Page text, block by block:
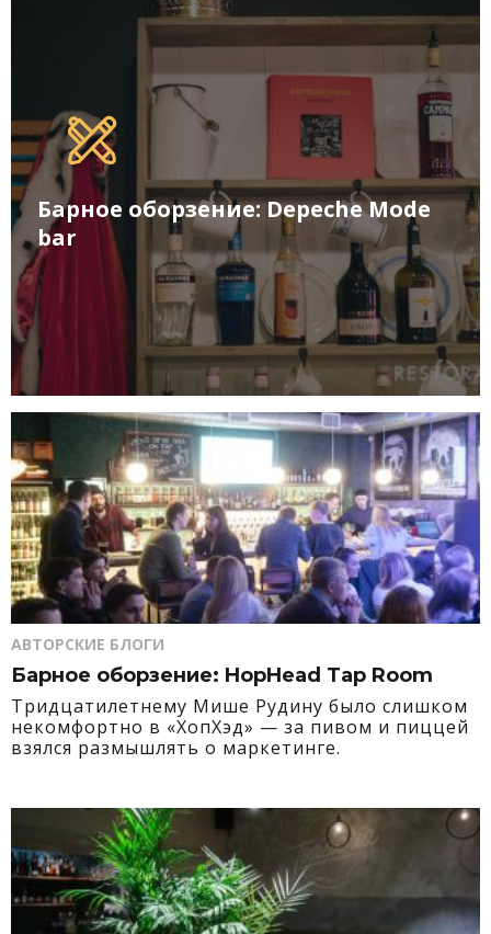
Барное оборзение: Depeche Mode
bar
АВТОРСКИЕ БЛОГИ
Барное оборзение: HopHead Tap Room
Тридцатилетнему Мише Рудину было слишком
некомфортно в «ХопХэд» — за пивом и пиццей
взялся размышлять о маркетинге.